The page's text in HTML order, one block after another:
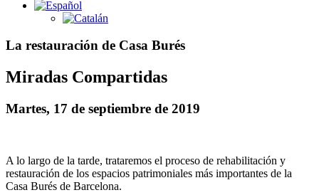
La restauración de Casa Burés
Miradas Compartidas
Martes, 17 de septiembre de 2019
A lo largo de la tarde, trataremos el proceso de rehabilitación y
restauración de los espacios patrimoniales más importantes de la
Casa Burés de Barcelona.